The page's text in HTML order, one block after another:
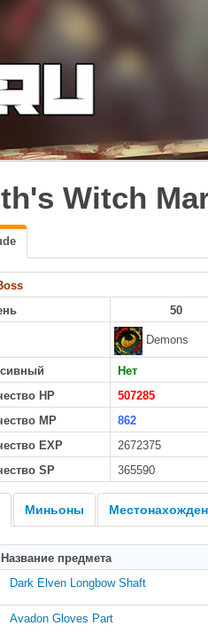
Witch
50
Demons
Нет
HP
507285
MP
862
EXP
2672375
SP
365590
Миньоны
Название предмета
Dark Elven Longbow Shaft
Avadon Gloves Part